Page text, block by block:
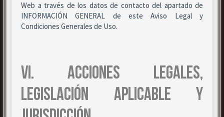
Web a través de los datos de contacto del apartado de
INFORMACIÓN GENERAL de este Aviso Legal y
Condiciones Generales de Uso.
VI. ACCIONES LEGALES,
LEGISLACIÓN APLICABLE Y